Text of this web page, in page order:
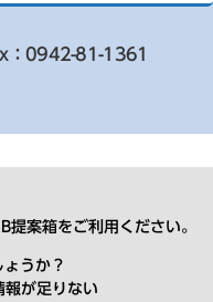
：0942-81-1361
案箱をご利用ください。
うか？
報が足りない